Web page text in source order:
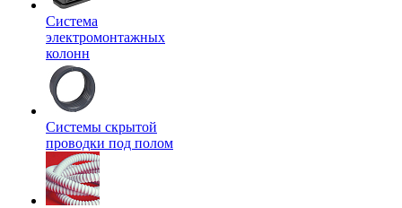
Система
электромонтажных
колонн
Системы скрытой
проводки под полом